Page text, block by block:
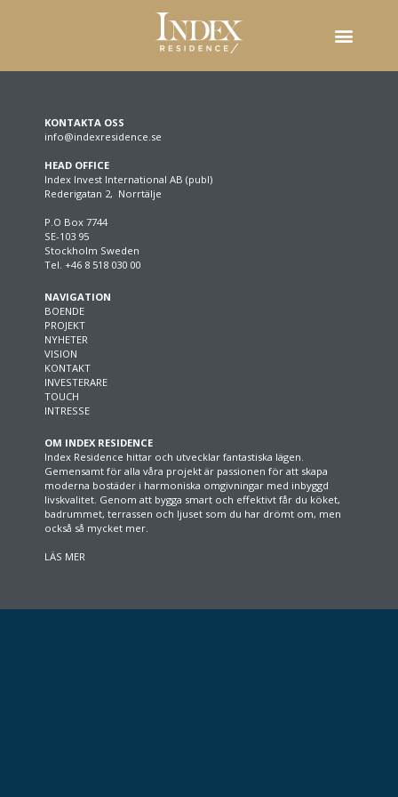
KONTAKTA OSS
info@indexresidence.se
HEAD OFFICE
Index Invest International AB (publ)
Rederigatan 2, Norrtälje
P.O Box 7744
SE-103 95
Stockholm Sweden
Tel. +46 8 518 030 00
NAVIGATION
BOENDE
PROJEKT
NYHETER
VISION
KONTAKT
INVESTERARE
TOUCH
INTRESSE
OM INDEX RESIDENCE
Index Residence hittar och utvecklar fantastiska lägen.
Gemensamt för alla våra projekt är passionen för att skapa
moderna bostäder i harmoniska omgivningar med inbyggd
livskvalitet. Genom att bygga smart och effektivt får du köket,
badrummet, terrassen och ljuset som du har drömt om, men
också så mycket mer.
LÄS MER